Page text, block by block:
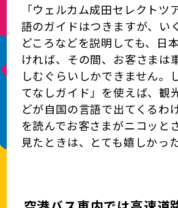
「ウェルカム成田セレクトツ
語のガイドはつきますが、い
どころなどを説明しても、日
ければ、その間、お客さまは
しむぐらいしかできません。
てなしガイド」を使えば、観
どが自国の言語で出てくるわ
を読んでお客さまがニコッと
見たときは、とても嬉しかっ